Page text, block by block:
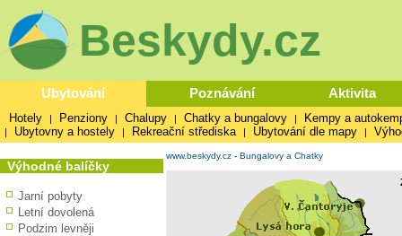
Beskydy.cz
Ubytování Poznávání Aktivita
Hotely | Penziony | Chalupy | Chatky a bungalovy | Kempy a
| Ubytovny a hostely | Rekreační střediska | Ubytování dle mapy |
Výhodné balíčky
Jarní pobyty
Letní dovolená
Podzim levněji
www.beskydy.cz - Bungalovy a Chatky